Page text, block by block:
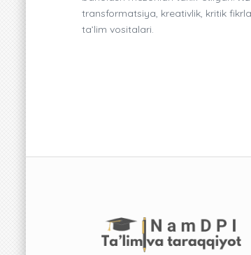
transformatsiya, kreativlik, kritik
ta’lim vositalari.